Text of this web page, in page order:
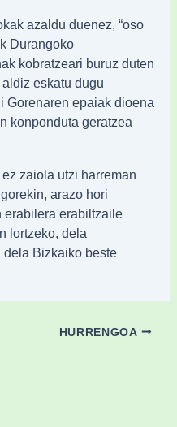
azaldu duenez, “oso
Durangoko
kobratzeari buruz duten
eskatu dugu
Gorenaren epaiak dioena
konponduta geratzea
zaiola utzi harreman
arazo hori
erabilera erabiltzaile
lortzeko, dela
dela Bizkaiko beste
HURRENGOA